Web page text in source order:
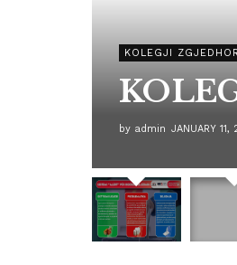
KOLEGJI
by admin JANUARY 11,